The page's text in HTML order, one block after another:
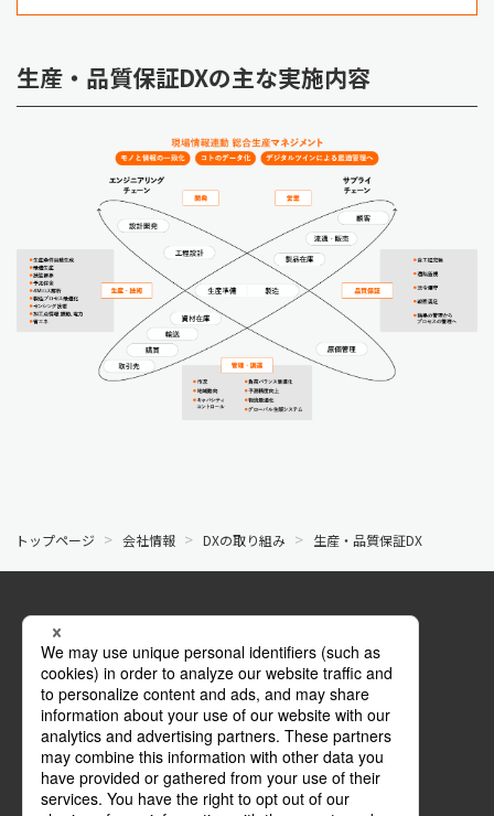
生産・品質保証DXの主な実施内容
トップページ 会社情報 DXの取り組み 生産・品質保証DX
公式SNS
Facebook
マイページ